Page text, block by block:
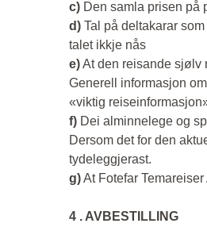
c) Den samla prisen på
d) Tal på deltakarar
talet ikkje nås
e)At den reisande sjølv
Generell informasjon
«viktig
f) Dei alminnelege og
Dersom det for den
tydeleggjerast.
g)At Fotefar
4 . AVBESTILLING